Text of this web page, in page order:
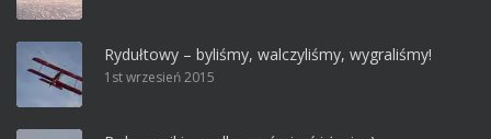
Rydułtowy – byliśmy, walczyliśmy, wygraliśmy!
1st wrzesień 2015